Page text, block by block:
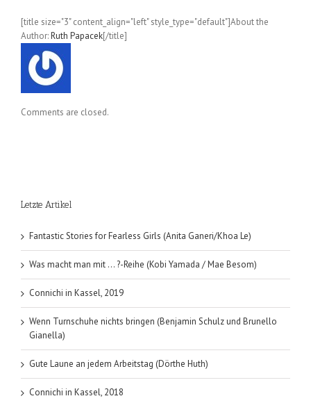
[title size="3" content_align="left" style_type="default"]About the
Author:Ruth Papacek[/title]
Comments are closed.
Letzte Artikel
Fantastic Stories for Fearless Girls (Anita Ganeri/Khoa Le)
Was macht man mit … ?-Reihe (Kobi Yamada / Mae Besom)
Connichi in Kassel, 2019
Wenn Turnschuhe nichts bringen (Benjamin Schulz und Brunello
Gianella)
Gute Laune an jedem Arbeitstag (Dörthe Huth)
Connichi in Kassel, 2018